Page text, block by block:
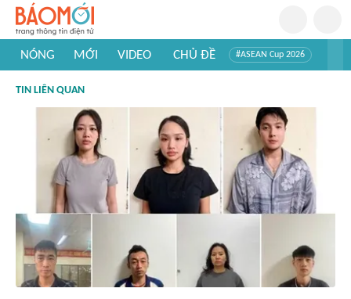
NÓNG MỚI VIDEO CHỦ ĐỀ #ASEAN Cup 2026
#Khám phá thế giới
TIN LIÊN QUAN